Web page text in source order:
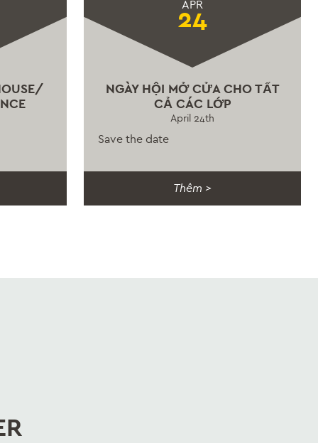
APR
24
NGÀY HỘI MỞ CỬA CHO TẤT
CẢ CÁC LỚP
April 24th
Save the date
Thêm >